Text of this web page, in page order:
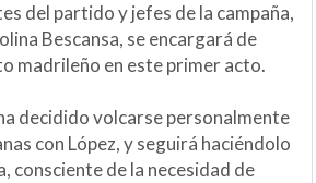
del partido y jefes de la campaña,
Bescansa, se encargará de
madrileño en este primer acto.
decidido volcarse personalmente
con López, y seguirá haciéndolo
consciente de la necesidad de